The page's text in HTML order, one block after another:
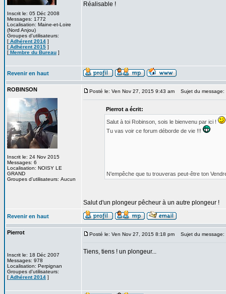
Inscrit le: 05 Déc 2008
Messages: 1772
Localisation: Maine-et-Loire
(Nord Anjou)
Groupes d'utilisateurs:
[ Adhérent 2014 ]
[ Adhérent 2015 ]
[ Membre du Bureau ]
Réalisable !
Revenir en haut
ROBINSON
Inscrit le: 24 Nov 2015
Messages: 6
Localisation: NOISY LE
GRAND
Groupes d'utilisateurs: Aucun
Posté le: Ven Nov 27, 2015 9:43 am Sujet du message:
Pierrot a écrit:
Salut à toi Robinson, sois le bienvenu par ici !
Tu vas voir ce forum déborde de vie !!!
N'empêche que tu trouveras peut-être ton
Salut d'un plongeur pêcheur à un autre plongeur !
Revenir en haut
Pierrot
Inscrit le: 18 Déc 2007
Messages: 978
Localisation: Perpignan
Groupes d'utilisateurs:
[ Adhérent 2014 ]
Posté le: Ven Nov 27, 2015 8:18 pm Sujet du message:
Tiens, tiens ! un plongeur...